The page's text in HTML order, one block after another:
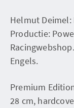
Helmut Deimel:
Productie:
Engels.
Premium
28 cm,